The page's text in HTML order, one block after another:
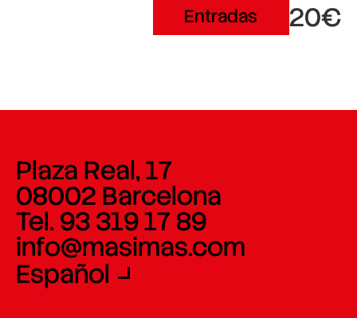
Entradas 20€
Plaza Real, 17
08002 Barcelona
Tel. 93 319 17 89
info@masimas.com
Español